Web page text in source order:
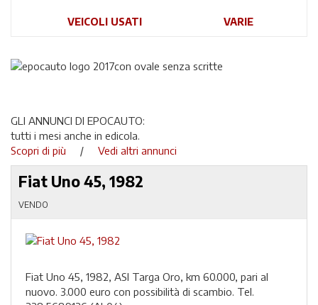
VEICOLI USATI VARIE
GLI ANNUNCI DI EPOCAUTO:
tutti i mesi anche in edicola.
Scopri di più
/ Vedi altri annunci
Fiat Uno 45, 1982
VENDO
Fiat Uno 45, 1982, ASI Targa Oro, km 60.000, pari al
nuovo. 3.000 euro con possibilità di scambio. Tel.